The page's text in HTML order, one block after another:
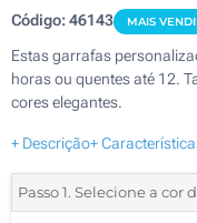
Código:46143 MAIS
Estas garrafas
horas ou quentes até 12.
cores elegantes.
+ Descrição+
Passo 1. Selecione a cor